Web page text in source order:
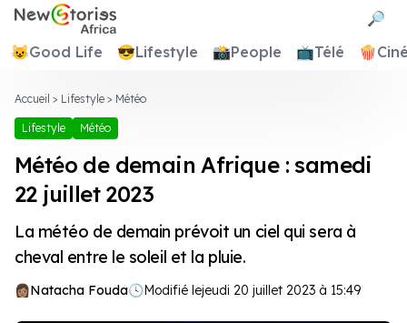
Newstories Africa
🔎
😺Good Life 😎Lifestyle 📸People 📺Télé 🍿
Accueil > Lifestyle > Météo
Lifestyle Météo
Météo de demain Afrique : samedi
22 juillet 2023
La météo de demain prévoit un ciel qui sera à
cheval entre le soleil et la pluie.
Natacha Fouda🕓Modifié lejeudi 20 juillet 2023 à 15:49